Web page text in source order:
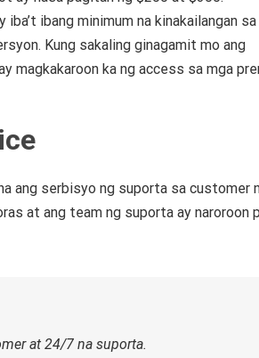
iba’t ibang minimum na kinakailangan sa
Kung sakaling ginagamit mo ang
magkakaroon ka ng access sa mga
ang serbisyo ng suporta sa customer
at ang team ng suporta ay naroroon
at 24/7 na suporta.